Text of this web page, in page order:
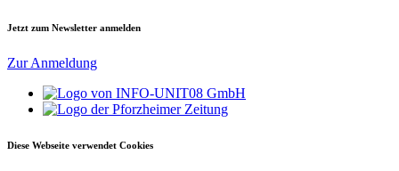
Jetzt zum Newsletter anmelden
Zur Anmeldung
Diese Webseite verwendet Cookies